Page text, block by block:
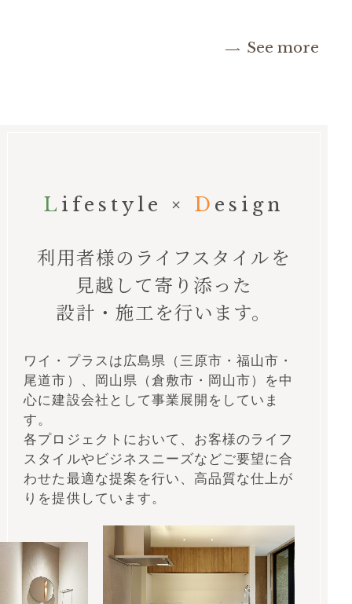
See more
Lifestyle × Design
利用者様のライフスタイルを
見越して寄り添った
設計・施工を行います。
ワイ・プラスは広島県（三原市・福山市・
尾道市）、岡山県（倉敷市・岡山市）を中
心に建設会社として事業展開をしていま
す。
各プロジェクトにおいて、お客様のライフ
スタイルやビジネスニーズなどご要望に合
わせた最適な提案を行い、 高品質な仕上が
りを提供しています。